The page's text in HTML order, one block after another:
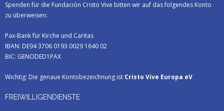
Spenden für die Fundación Cristo Vive bitten wir auf das folgendes Konto
zu überweisen:
Pax-Bank für Kirche und Caritas
IBAN: DE94 3706 0193 0029 1640 02
BIC: GENODED1PAX
Wichtig: Die genaue Kontobezeichnung ist Cristo Vive Europa eV
FREIWILLIGENDIENSTE